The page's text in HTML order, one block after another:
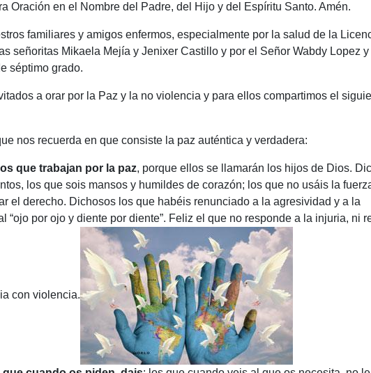
Oración en el Nombre del Padre, del Hijo y del Espíritu Santo. Amén.
familiares y amigos enfermos, especialmente por la salud de la
señoritas Mikaela Mejía y Jenixer Castillo y por el Señor Wabdy Lopez
séptimo grado.
a orar por la Paz y la no violencia y para ellos compartimos el
nos recuerda en que consiste la paz auténtica y verdadera:
que trabajan por la paz, porque ellos se llamarán los hijos de Dios.
los que sois mansos y humildes de corazón; los que no usáis la
el derecho. Dichosos los que habéis renunciado a la agresividad y a la
“ojo por ojo y diente por diente”. Feliz el que no responde a la injuria, ni
con violencia.